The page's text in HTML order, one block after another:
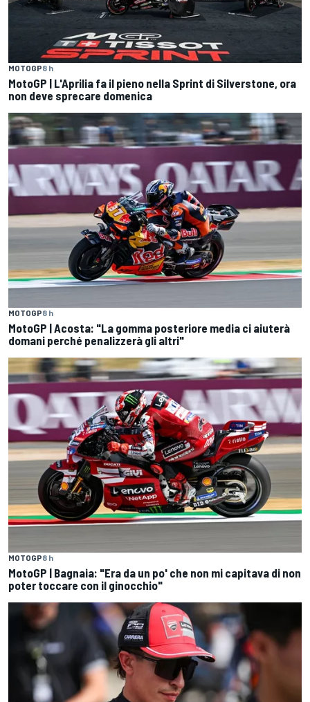
MOTOGP8 h
MotoGP | L'Aprilia fa il pieno nella Sprint di Silverstone, ora
non deve sprecare domenica
MOTOGP8 h
MotoGP | Acosta: "La gomma posteriore media ci aiuterà
domani perché penalizzerà gli altri"
MOTOGP8 h
MotoGP | Bagnaia: "Era da un po' che non mi capitava di non
poter toccare con il ginocchio"